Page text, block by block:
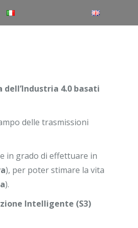
4.0 basati
delle trasmissioni
in grado di effettuare in
), per poter stimare la vita
).
Intelligente (S3)